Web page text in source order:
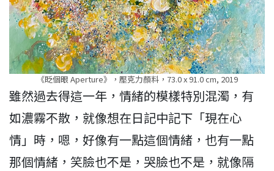
《眨個眼 Aperture》，壓克力顏料，73.0 x 91.0 cm, 2019
雖然過去得這一年，情緒的模樣特別混濁，有
如濃霧不散，就像想在日記中記下「現在心
情」時，嗯，好像有一點這個情緒，也有一點
那個情緒，笑臉也不是，哭臉也不是，就像隔